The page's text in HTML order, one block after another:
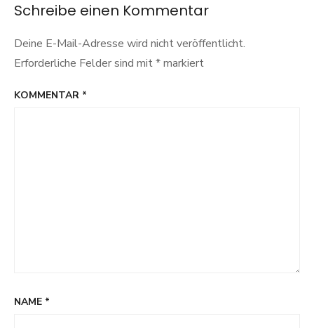
Schreibe einen Kommentar
Deine E-Mail-Adresse wird nicht veröffentlicht.
Erforderliche Felder sind mit*markiert
KOMMENTAR *
NAME *